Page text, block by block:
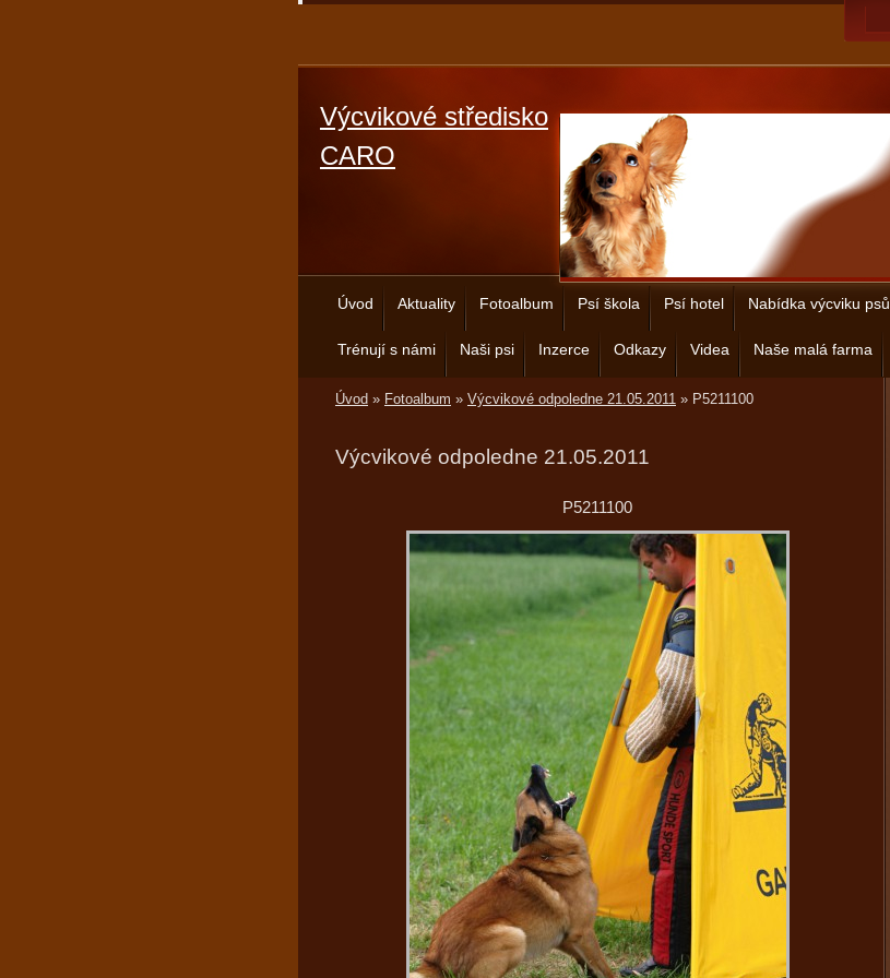
Výcvikové středisko
CARO
Úvod Aktuality Fotoalbum Psí škola Psí hotel Nabídka výcviku psů
Trénují s námi Naši psi Inzerce Odkazy Videa Naše malá farma
Úvod » Fotoalbum » Výcvikové odpoledne 21.05.2011 » P5211100
Výcvikové odpoledne 21.05.2011
P5211100